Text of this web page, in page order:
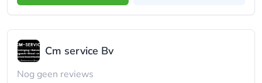
Cm service Bv
Nog geen reviews